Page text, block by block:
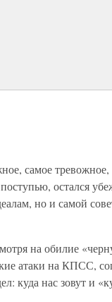
самое тревожное,
остался
но и самой
на обилие
атаки на КПСС,
куда нас зовут и